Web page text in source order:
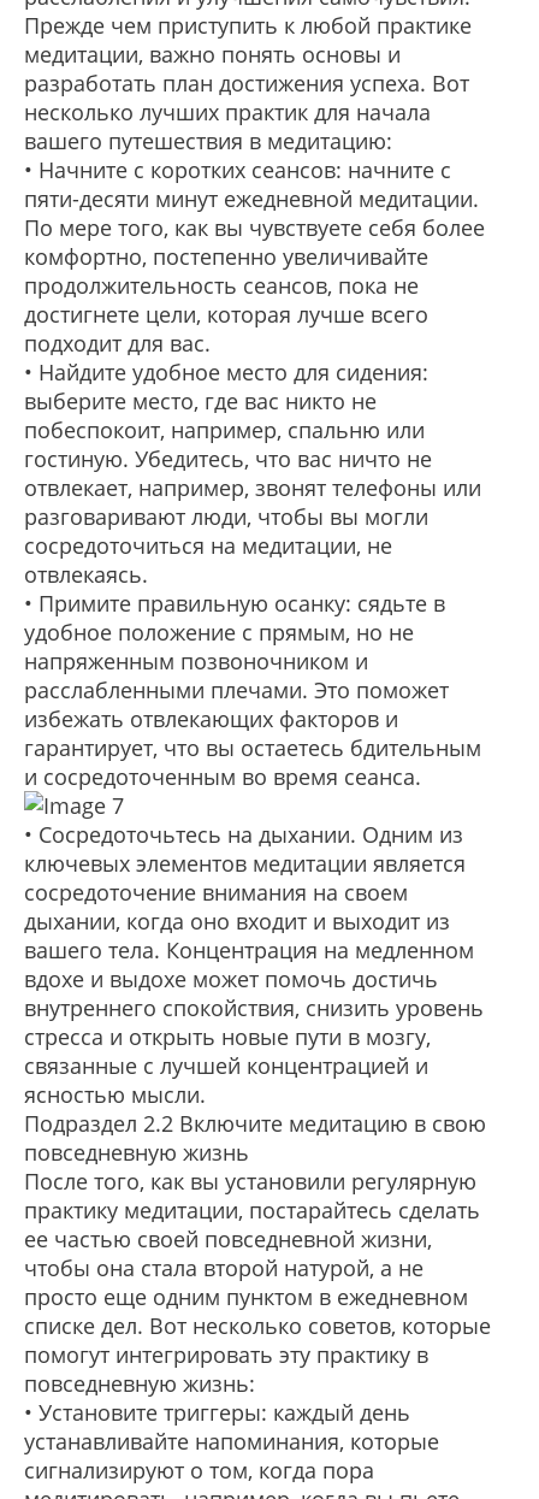
Прежде чем приступить к любой практике
медитации, важно понять основы и
разработать план достижения успеха. Вот
несколько лучших практик для начала
вашего путешествия в медитацию:
• Начните с коротких сеансов: начните с
пяти-десяти минут ежедневной медитации.
По мере того, как вы чувствуете себя более
комфортно, постепенно увеличивайте
продолжительность сеансов, пока не
достигнете цели, которая лучше всего
подходит для вас.
• Найдите удобное место для сидения:
выберите место, где вас никто не
побеспокоит, например, спальню или
гостиную. Убедитесь, что вас ничто не
отвлекает, например, звонят телефоны или
разговаривают люди, чтобы вы могли
сосредоточиться на медитации, не
отвлекаясь.
• Примите правильную осанку: сядьте в
удобное положение с прямым, но не
напряженным позвоночником и
расслабленными плечами. Это поможет
избежать отвлекающих факторов и
гарантирует, что вы остаетесь бдительным
и сосредоточенным во время сеанса.
• Сосредоточьтесь на дыхании. Одним из
ключевых элементов медитации является
сосредоточение внимания на своем
дыхании, когда оно входит и выходит из
вашего тела. Концентрация на медленном
вдохе и выдохе может помочь достичь
внутреннего спокойствия, снизить уровень
стресса и открыть новые пути в мозгу,
связанные с лучшей концентрацией и
ясностью мысли.
Подраздел 2.2 Включите медитацию в свою
повседневную жизнь
После того, как вы установили регулярную
практику медитации, постарайтесь сделать
ее частью своей повседневной жизни,
чтобы она стала второй натурой, а не
просто еще одним пунктом в ежедневном
списке дел. Вот несколько советов, которые
помогут интегрировать эту практику в
повседневную жизнь:
• Установите триггеры: каждый день
устанавливайте напоминания, которые
сигнализируют о том, когда пора